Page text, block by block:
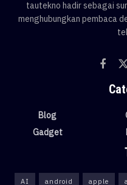
tautekno hadir sebagai
menghubungkan pembaca
Blog
Gadget
AI android apple